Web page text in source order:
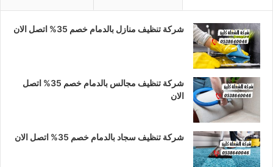
ب
و
ت
ق
ا
س
ا
شركة تنظيف منازل بالدمام خصم 35% اتصل الان
شركة تنظيف مجالس بالدمام خصم 35% اتصل
الان
شركة تنظيف سجاد بالدمام خصم 35% اتصل الان